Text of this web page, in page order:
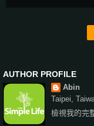
AUTHOR PROFILE
Abin
Taipei,
檢視我的完